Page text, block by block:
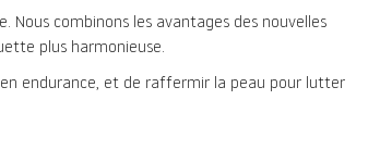
combinons les avantages des nouvelles
plus harmonieuse.
endurance, et de raffermir la peau pour lutter